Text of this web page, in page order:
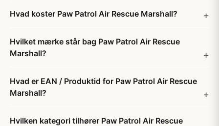
Hvad koster Paw Patrol Air Rescue Marshall?
Hvilket mærke står bag Paw Patrol Air Rescue
Marshall?
Hvad er EAN / Produktid for Paw Patrol Air Rescue
Marshall?
Hvilken kategori tilhører Paw Patrol Air Rescue